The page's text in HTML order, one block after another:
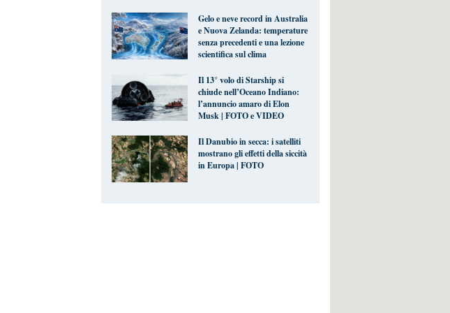
Gelo e neve record in Australia
e Nuova Zelanda: temperature
senza precedenti e una lezione
scientifica sul clima
Il 13° volo di Starship si
chiude nell’Oceano Indiano:
l’annuncio amaro di Elon
Musk | FOTO e VIDEO
Il Danubio in secca: i satelliti
mostrano gli effetti della siccità
in Europa | FOTO